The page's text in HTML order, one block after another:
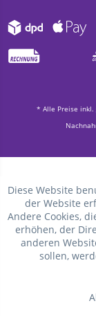
* Alle Preise inkl.
Diese Website
der Website
Andere Cookies,
erhöhen, der
anderen
sollen,